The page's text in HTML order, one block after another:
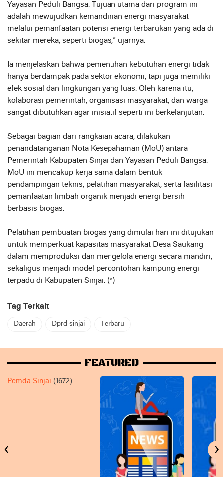
Yayasan Peduli Bangsa. Tujuan utama dari program ini
adalah mewujudkan kemandirian energi masyarakat
melalui pemanfaatan potensi energi terbarukan yang ada di
sekitar mereka, seperti biogas,” ujarnya.
Ia menjelaskan bahwa pemenuhan kebutuhan energi tidak
hanya berdampak pada sektor ekonomi, tapi juga memiliki
efek sosial dan lingkungan yang luas. Oleh karena itu,
kolaborasi pemerintah, organisasi masyarakat, dan warga
sangat dibutuhkan agar inisiatif seperti ini berkelanjutan.
Sebagai bagian dari rangkaian acara, dilakukan
penandatanganan Nota Kesepahaman (MoU) antara
Pemerintah Kabupaten Sinjai dan Yayasan Peduli Bangsa.
MoU ini mencakup kerja sama dalam bentuk
pendampingan teknis, pelatihan masyarakat, serta fasilitasi
pemanfaatan limbah organik menjadi energi bersih
berbasis biogas.
Pelatihan pembuatan biogas yang dimulai hari ini ditujukan
untuk memperkuat kapasitas masyarakat Desa Saukang
dalam memproduksi dan mengelola energi secara mandiri,
sekaligus menjadi model percontohan kampung energi
terpadu di Kabupaten Sinjai. (*)
Tag Terkait
Daerah Dprd sinjai Terbaru
FEATURED
Pemda Sinjai (1672)
‹ ›